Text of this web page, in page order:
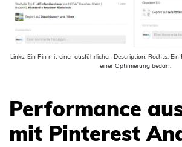
Links: Ein Pin mit einer ausführlichen Description. Rechts: Ein
einer Optimierung bedarf.
Performance
mit Pinterest